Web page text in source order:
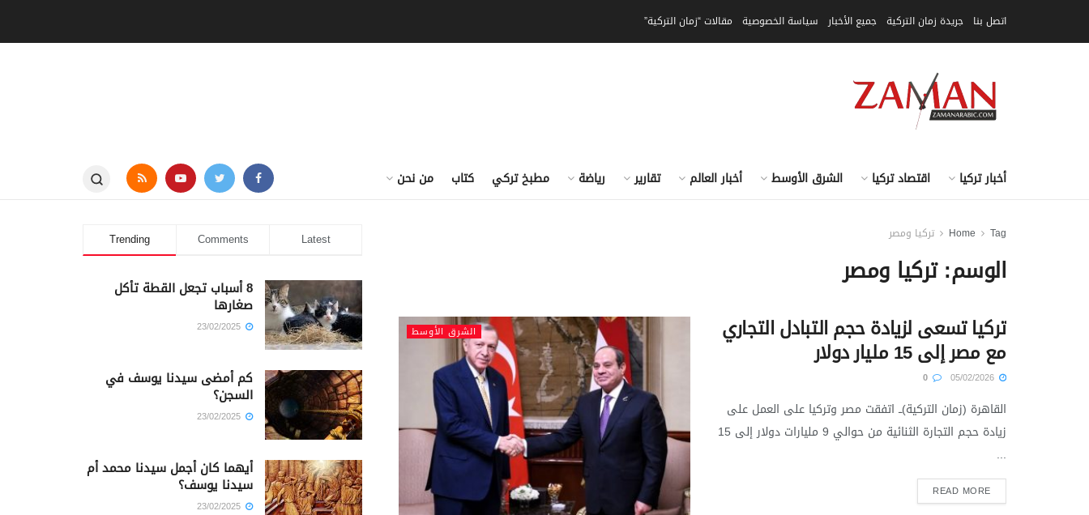
اتصل بنا جريدة زمان التركية جميع الأخبار سياسة الخصوصية مقالات “زمان التركية”
أخبار تركيا اقتصاد تركيا الشرق الأوسط أخبار العالم تقارير رياضة مطبخ تركي كتاب من نحن
Home Tag تركيا ومصر
الوسم:تركيا ومصر
الشرق الأوسط تركيا تسعى لزيادة حجم التبادل التجاري
مع مصر إلى 15 مليار دولار
القاهرة (زمان التركية)ــ اتفقت مصر وتركيا على العمل على
زيادة حجم التجارة الثنائية من حوالي 9 مليارات دولار إلى 15
...
READ MORE
Trending Comments Latest
8 أسباب تجعل القطة تأكل
صغارها
كم أمضى سيدنا يوسف في
السجن؟
أيهما كان أجمل سيدنا محمد أم
سيدنا يوسف؟